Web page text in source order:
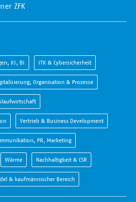
ZFK
KI, BI ITK & Cybersicherheit
Organisation & Prozesse
Vertrieb & Business Development
PR, Marketing
Wärme Nachhaltigkeit & CSR
& kaufmännischer Bereich